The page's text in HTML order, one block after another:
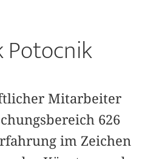
Potocnik
Mitarbeiter
626
im Zeichen